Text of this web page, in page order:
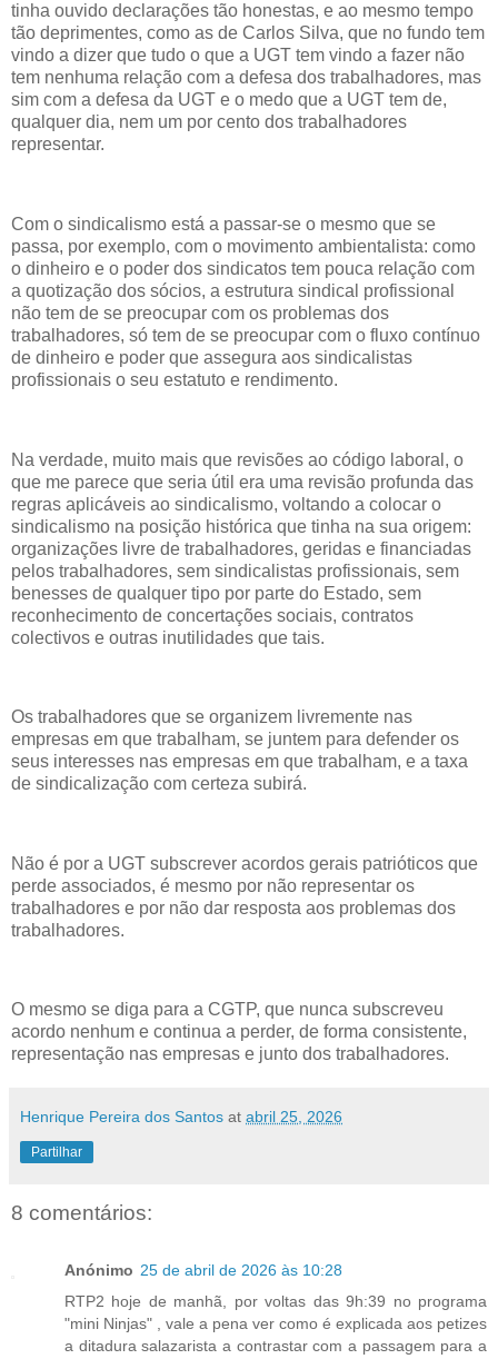
tinha ouvido declarações tão honestas, e ao mesmo tempo
tão deprimentes, como as de Carlos Silva, que no fundo tem
vindo a dizer que tudo o que a UGT tem vindo a fazer não
tem nenhuma relação com a defesa dos trabalhadores, mas
sim com a defesa da UGT e o medo que a UGT tem de,
qualquer dia, nem um por cento dos trabalhadores
representar.
Com o sindicalismo está a passar-se o mesmo que se
passa, por exemplo, com o movimento ambientalista: como
o dinheiro e o poder dos sindicatos tem pouca relação com
a quotização dos sócios, a estrutura sindical profissional
não tem de se preocupar com os problemas dos
trabalhadores, só tem de se preocupar com o fluxo contínuo
de dinheiro e poder que assegura aos sindicalistas
profissionais o seu estatuto e rendimento.
Na verdade, muito mais que revisões ao código laboral, o
que me parece que seria útil era uma revisão profunda das
regras aplicáveis ao sindicalismo, voltando a colocar o
sindicalismo na posição histórica que tinha na sua origem:
organizações livre de trabalhadores, geridas e financiadas
pelos trabalhadores, sem sindicalistas profissionais, sem
benesses de qualquer tipo por parte do Estado, sem
reconhecimento de concertações sociais, contratos
colectivos e outras inutilidades que tais.
Os trabalhadores que se organizem livremente nas
empresas em que trabalham, se juntem para defender os
seus interesses nas empresas em que trabalham, e a taxa
de sindicalização com certeza subirá.
Não é por a UGT subscrever acordos gerais patrióticos que
perde associados, é mesmo por não representar os
trabalhadores e por não dar resposta aos problemas dos
trabalhadores.
O mesmo se diga para a CGTP, que nunca subscreveu
acordo nenhum e continua a perder, de forma consistente,
representação nas empresas e junto dos trabalhadores.
Henrique Pereira dos Santos at abril 25, 2026
Partilhar
8 comentários:
Anónimo 25 de abril de 2026 às 10:28
RTP2 hoje de manhã, por voltas das 9h:39 no programa
"mini Ninjas" , vale a pena ver como é explicada aos petizes
a ditadura salazarista a contrastar com a passagem para a